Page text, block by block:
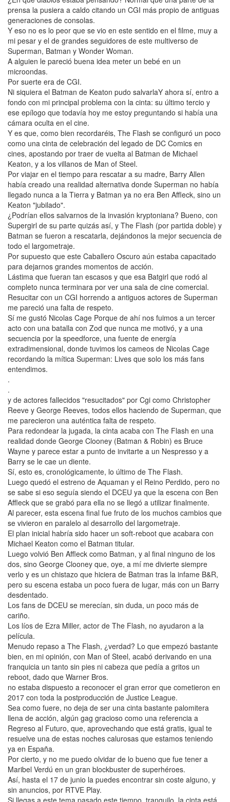
prensa la pusiera a caldo citando un CGI más propio de antiguas
generaciones de consolas.
Y eso no es lo peor que se vio en este sentido en el filme, muy a
mi pesar y el de grandes seguidores de este multiverso de
Superman, Batman y Wonder Woman.
A alguien le pareció buena idea meter un bebé en un
microondas.
Por suerte era de CGI.
Ni siquiera el Batman de Keaton pudo salvarlaY ahora sí, entro a
fondo con mi principal problema con la cinta: su último tercio y
ese epílogo que todavía hoy me estoy preguntando si había una
cámara oculta en el cine.
Y es que, como bien recordaréis, The Flash se configuró un poco
como una cinta de celebración del legado de DC Comics en
cines, apostando por traer de vuelta al Batman de Michael
Keaton, y a los villanos de Man of Steel.
Por viajar en el tiempo para rescatar a su madre, Barry Allen
había creado una realidad alternativa donde Superman no había
llegado nunca a la Tierra y Batman ya no era Ben Affleck, sino un
Keaton "jubilado".
¿Podrían ellos salvarnos de la invasión kryptoniana? Bueno, con
Supergirl de su parte quizás así, y The Flash (por partida doble) y
Batman se fueron a rescatarla, dejándonos la mejor secuencia de
todo el largometraje.
Por supuesto que este Caballero Oscuro aún estaba capacitado
para dejarnos grandes momentos de acción.
Lástima que fueran tan escasos y que esa Batgirl que rodó al
completo nunca terminara por ver una sala de cine comercial.
Resucitar con un CGI horrendo a antiguos actores de Superman
me pareció una falta de respeto.
Sí me gustó Nicolas Cage Porque de ahí nos fuimos a un tercer
acto con una batalla con Zod que nunca me motivó, y a una
secuencia por la speedforce, una fuente de energía
extradimensional, donde tuvimos los cameos de Nicolas Cage
recordando la mítica Superman: Lives que solo los más fans
entendimos.
.
.
y de actores fallecidos "resucitados" por Cgi como Christopher
Reeve y George Reeves, todos ellos haciendo de Superman, que
me parecieron una auténtica falta de respeto.
Para redondear la jugada, la cinta acaba con The Flash en una
realidad donde George Clooney (Batman & Robin) es Bruce
Wayne y parece estar a punto de invitarte a un Nespresso y a
Barry se le cae un diente.
Sí, esto es, cronológicamente, lo último de The Flash.
Luego quedó el estreno de Aquaman y el Reino Perdido, pero no
se sabe si eso seguía siendo el DCEU ya que la escena con Ben
Affleck que se grabó para ella no se llegó a utilizar finalmente.
Al parecer, esta escena final fue fruto de los muchos cambios que
se vivieron en paralelo al desarrollo del largometraje.
El plan inicial habría sido hacer un soft-reboot que acabara con
Michael Keaton como el Batman titular.
Luego volvió Ben Affleck como Batman, y al final ninguno de los
dos, sino George Clooney que, oye, a mí me divierte siempre
verlo y es un chistazo que hiciera de Batman tras la infame B&R,
pero su escena estaba un poco fuera de lugar, más con un Barry
desdentado.
Los fans de DCEU se merecían, sin duda, un poco más de
cariño.
Los líos de Ezra Miller, actor de The Flash, no ayudaron a la
película.
Menudo repaso a The Flash, ¿verdad? Lo que empezó bastante
bien, en mi opinión, con Man of Steel, acabó derivando en una
franquicia un tanto sin pies ni cabeza que pedía a gritos un
reboot, dado que Warner Bros.
no estaba dispuesto a reconocer el gran error que cometieron en
2017 con toda la postproducción de Justice League.
Sea como fuere, no deja de ser una cinta bastante palomitera
llena de acción, algún gag gracioso como una referencia a
Regreso al Futuro, que, aprovechando que está gratis, igual te
resuelve una de estas noches calurosas que estamos teniendo
ya en España.
Por cierto, y no me puedo olvidar de lo bueno que fue tener a
Maribel Verdú en un gran blockbuster de superhéroes.
Así, hasta el 17 de junio la puedes encontrar sin coste alguno, y
sin anuncios, por RTVE Play.
Si llegas a este tema pasado este tiempo, tranquilo, la cinta está